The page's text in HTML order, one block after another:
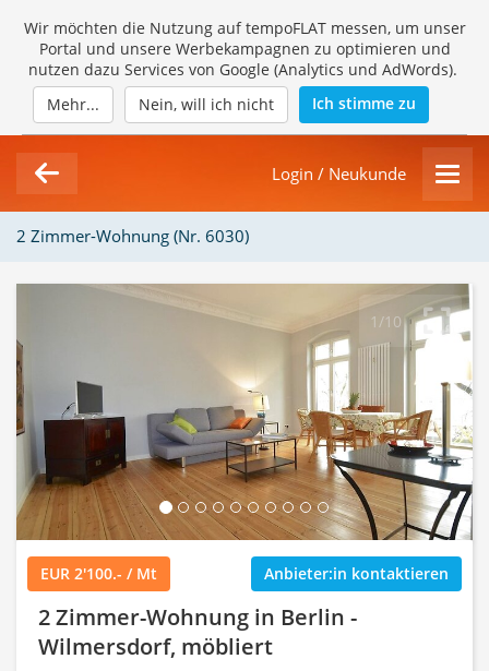
Wir möchten die Nutzung auf tempoFLAT messen, um unser
Portal und unsere Werbekampagnen zu optimieren und
nutzen dazu Services von Google (Analytics und AdWords).
Mehr...
Nein, will ich nicht Ich stimme zu
Login / Neukunde
2 Zimmer-Wohnung (Nr. 6030)
Loading Gallery...
1/10
EUR 2'100.- / Mt Anbieter:in kontaktieren
2 Zimmer-Wohnung in Berlin -
Wilmersdorf, möbliert